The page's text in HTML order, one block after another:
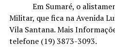
Em Sumaré, o
Militar, que fica na Avenida
Vila Santana. Mais
telefone (19) 3873-3093.